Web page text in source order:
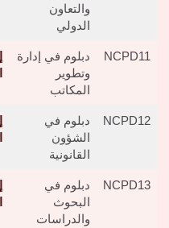
والتعاون
الدولي
NCPD11
دبلوم في إدارة
وتطوير
المكاتب
NCPD12
دبلوم في
الشؤون
القانونية
NCPD13
دبلوم في
البحوث
والدراسات